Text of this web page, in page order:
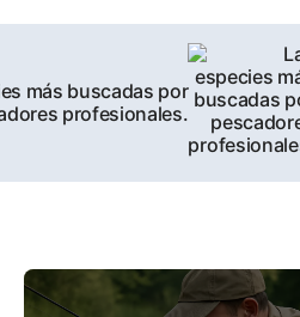
más buscadas por
profesionales.